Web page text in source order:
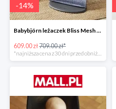
-14%
Babybjörn leżaczek Bliss Mesh State Blue
609.00 zł709.00 zł*
*najniższa cena z 30 dni przed obniżką